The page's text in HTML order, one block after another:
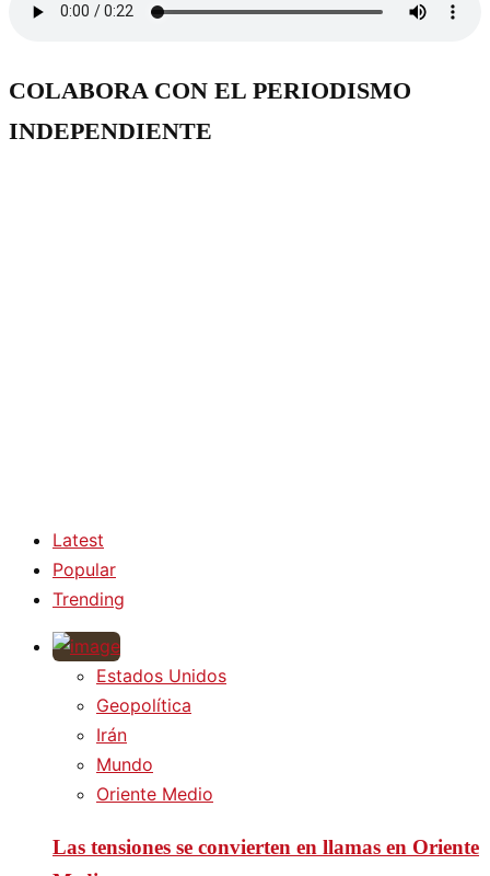
COLABORA CON EL PERIODISMO
INDEPENDIENTE
Latest
Popular
Trending
Estados Unidos
Geopolítica
Irán
Mundo
Oriente Medio
Las tensiones se convierten en llamas en Oriente